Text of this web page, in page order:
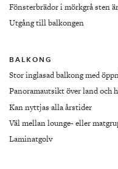
Fönsterbrädor i mörkgrå sten
Utgång till balkongen
BALKONG
Stor inglasad balkong med
Panoramautsikt över land och
Kan nyttjas alla årstider
Väl mellan lounge- eller
Laminatgolv